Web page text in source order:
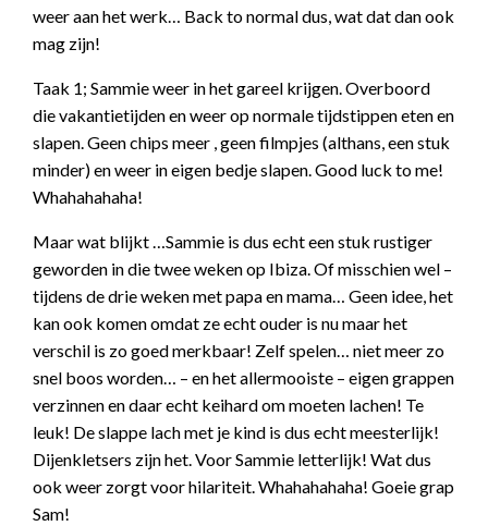
weer aan het werk… Back to normal dus, wat dat dan ook
mag zijn!
Taak 1; Sammie weer in het gareel krijgen. Overboord
die vakantietijden en weer op normale tijdstippen eten en
slapen. Geen chips meer , geen filmpjes (althans, een stuk
minder) en weer in eigen bedje slapen. Good luck to me!
Whahahahaha!
Maar wat blijkt …Sammie is dus echt een stuk rustiger
geworden in die twee weken op Ibiza. Of misschien wel –
tijdens de drie weken met papa en mama… Geen idee, het
kan ook komen omdat ze echt ouder is nu maar het
verschil is zo goed merkbaar! Zelf spelen… niet meer zo
snel boos worden… – en het allermooiste – eigen grappen
verzinnen en daar echt keihard om moeten lachen! Te
leuk! De slappe lach met je kind is dus echt meesterlijk!
Dijenkletsers zijn het. Voor Sammie letterlijk! Wat dus
ook weer zorgt voor hilariteit. Whahahahaha! Goeie grap
Sam!